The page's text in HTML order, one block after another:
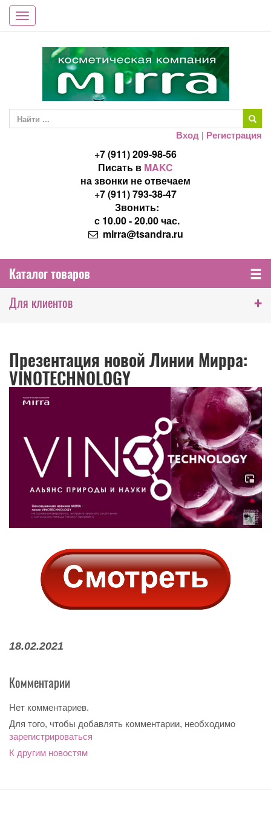
Toggle
navigation
Вход | Регистрация
+7 (911) 209-98-56
Писать в MAKC
на звонки не отвечаем
+7 (911) 793-38-47
Звонить:
с 10.00 - 20.00 час.
mirra@tsandra.ru
Каталог товаров
Для клиентов
+
Презентация новой Линии Мирра:
VINOTECHNOLOGY
18.02.2021
Комментарии
Нет комментариев.
Для того, чтобы добавлять комментарии, необходимо
зарегистрироваться
К другим новостям